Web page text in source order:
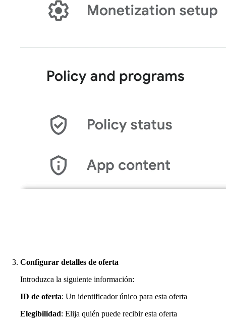
Configurar detalles de oferta
Introduzca la siguiente información:
ID de oferta: Un identificador único para esta oferta
Elegibilidad: Elija quién puede recibir esta oferta